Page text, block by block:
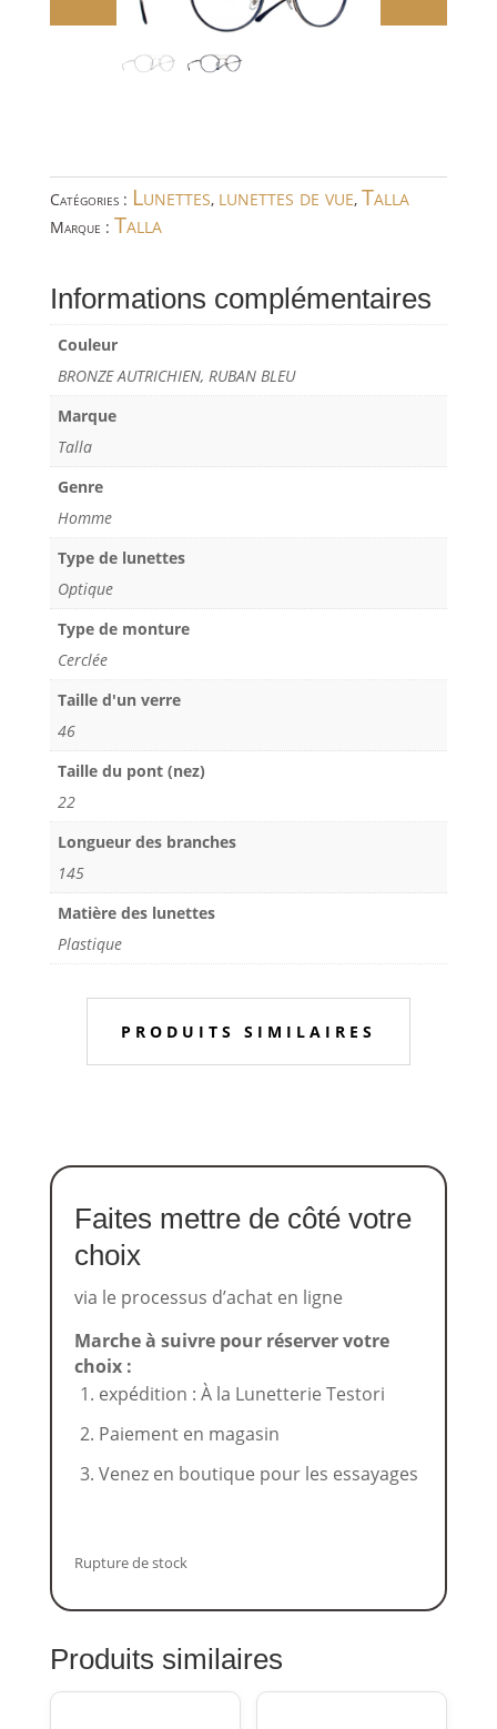
Catégories : Lunettes, lunettes de vue, Talla
Marque : Talla
Informations complémentaires
Couleur
BRONZE AUTRICHIEN, RUBAN BLEU
Marque
Talla
Genre
Homme
Type de lunettes
Optique
Type de monture
Cerclée
Taille d'un verre
46
Taille du pont (nez)
22
Longueur des branches
145
Matière des lunettes
Plastique
PRODUITS SIMILAIRES
Faites mettre de côté votre
choix
via le processus d’achat en ligne
Marche à suivre pour réserver votre
choix :
expédition : À la Lunetterie Testori
Paiement en magasin
Venez en boutique pour les essayages
Rupture de stock
Produits similaires